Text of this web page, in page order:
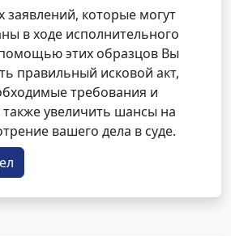
которые могут
в ходе исполнительного
этих образцов Вы
правильный исковой акт,
требования и
увеличить шансы на
вашего дела в суде.